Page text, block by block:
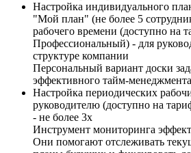
Настройка индивидуального
"Мой план" (не более 5
рабочего времени (доступно на
Профессиональный) - для
структуре компании
Персональный вариант доски
эффективного тайм-менеджмента
Настройка периодических
руководителю (доступно на
- не более 3х
Инструмент мониторинга
Они помогают отслеживать